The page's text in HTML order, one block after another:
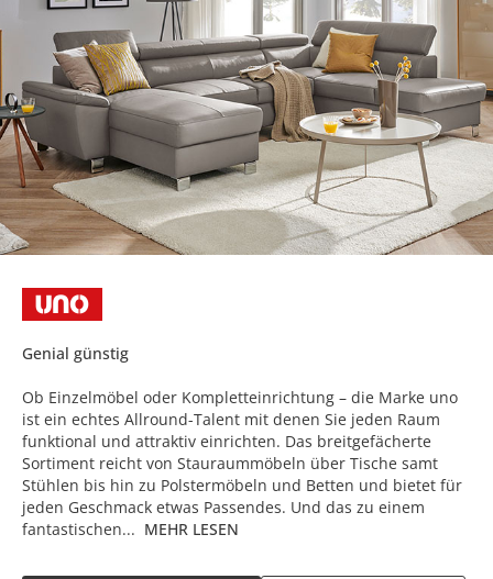
Genial günstig
Ob Einzelmöbel oder Kompletteinrichtung – die Marke uno
ist ein echtes Allround-Talent mit denen Sie jeden Raum
funktional und attraktiv einrichten. Das breitgefächerte
Sortiment reicht von Stauraummöbeln über Tische samt
Stühlen bis hin zu Polstermöbeln und Betten und bietet für
jeden Geschmack etwas Passendes. Und das zu einem
fantastischen... MEHR LESEN